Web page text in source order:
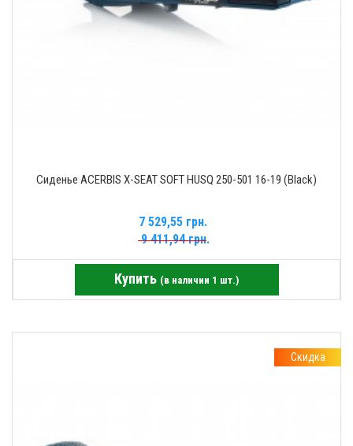
Сиденье ACERBIS X-SEAT SOFT HUSQ 250-501 16-19 (Black)
7 529,55 грн.
9 411,94 грн.
Купить (в наличии 1 шт.)
Скидка